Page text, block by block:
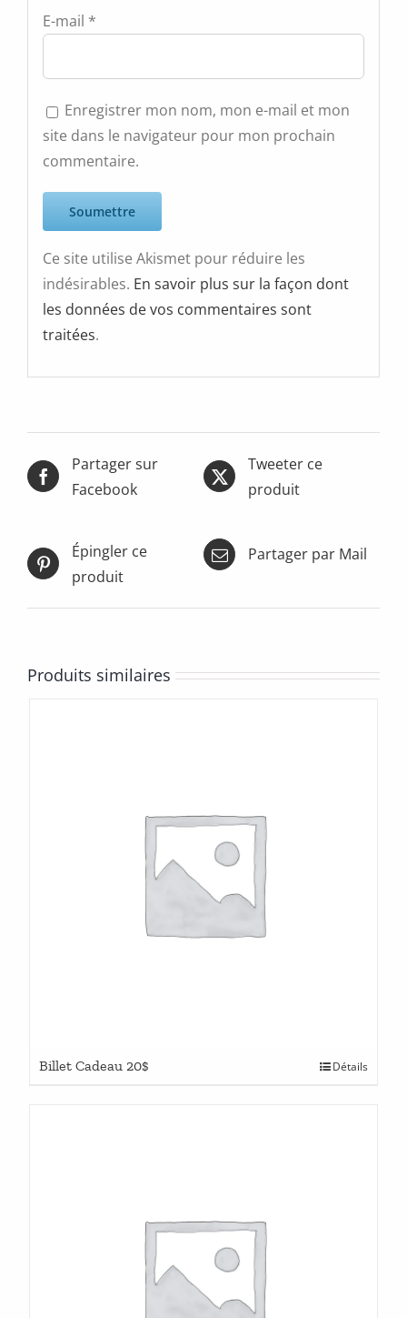
E-mail *
Enregistrer mon nom, mon e-mail et mon
site dans le navigateur pour mon prochain
commentaire.
Ce site utilise Akismet pour réduire les
indésirables. En savoir plus sur la façon dont
les données de vos commentaires sont
traitées.
Partager sur
Facebook
Tweeter ce
produit
Épingler ce
produit
Partager par Mail
Produits similaires
Billet Cadeau 20$ Détails